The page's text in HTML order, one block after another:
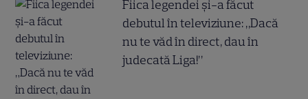
Fiica legendei și-a făcut
debutul în televiziune: „Dacă
nu te văd în direct, dau în
judecată Liga!”